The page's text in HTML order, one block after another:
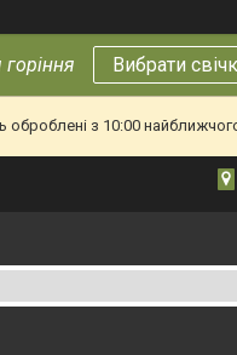
Вибрати
з 10:00